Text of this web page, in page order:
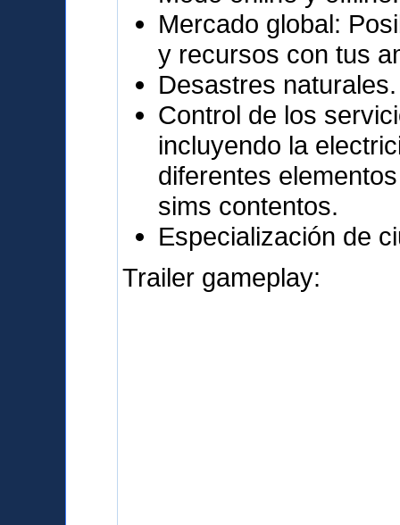
Mercado global:
y recursos con tus
Desastres naturales.
Control de los
incluyendo la
diferentes
sims contentos.
Especialización de
Trailer gameplay: